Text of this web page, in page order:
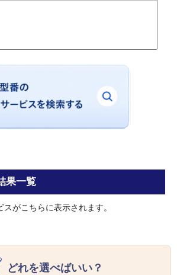
果一覧
がこちらに表示されます。
どれを選べばいい？